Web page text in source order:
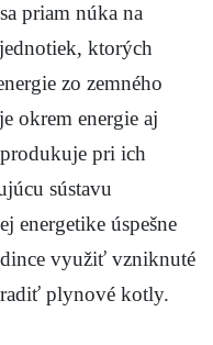
priam núka na
ktorých
zo zemného
okrem energie aj
pri ich
sústavu
energetike úspešne
využiť vzniknuté
plynové kotly.